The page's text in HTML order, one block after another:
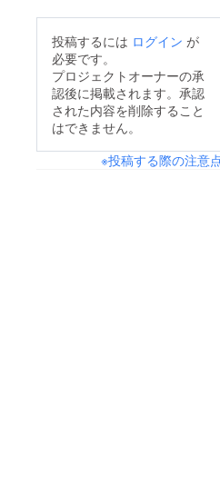
投稿するには ログイン が
必要です。
プロジェクトオーナーの承
認後に掲載されます。承認
された内容を削除すること
はできません。
※投稿する際の注意